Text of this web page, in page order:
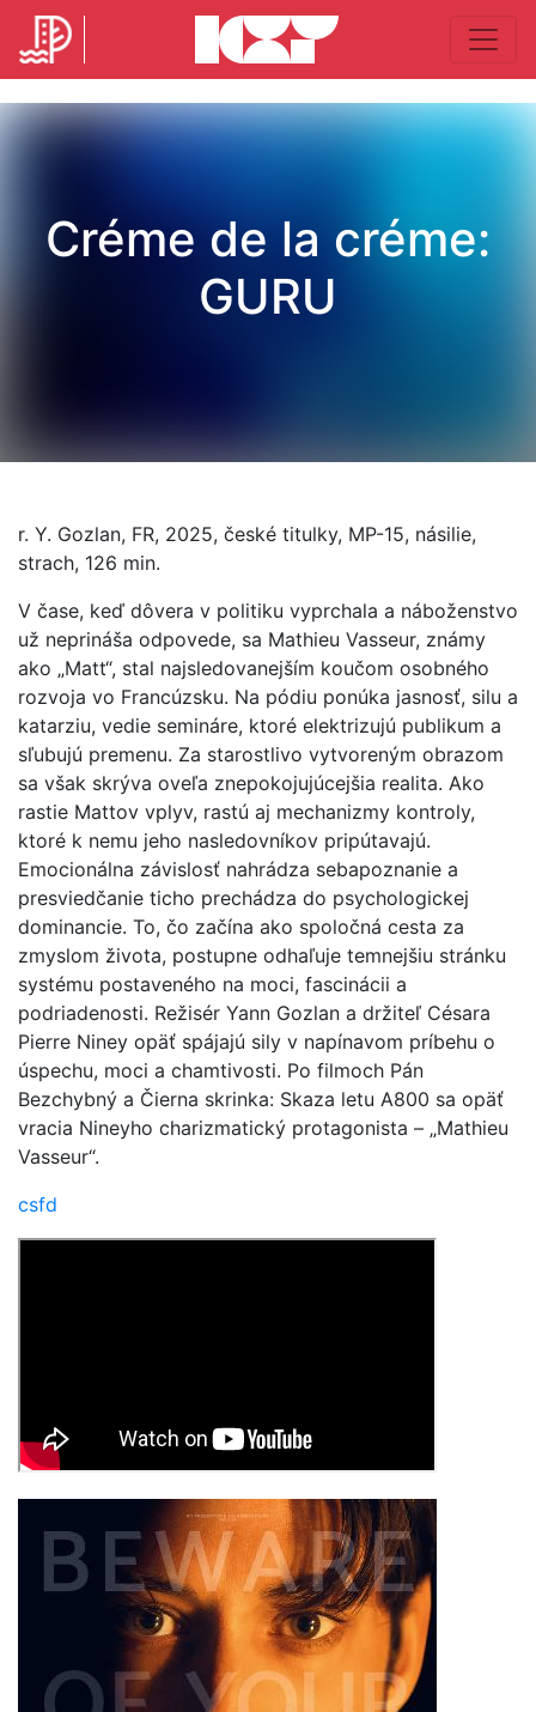
Créme de la créme:
GURU
r. Y. Gozlan, FR, 2025, české titulky, MP-15, násilie,
strach, 126 min.
V čase, keď dôvera v politiku vyprchala a náboženstvo
už neprináša odpovede, sa Mathieu Vasseur, známy
ako „Matt“, stal najsledovanejším koučom osobného
rozvoja vo Francúzsku. Na pódiu ponúka jasnosť, silu a
katarziu, vedie semináre, ktoré elektrizujú publikum a
sľubujú premenu. Za starostlivo vytvoreným obrazom
sa však skrýva oveľa znepokojujúcejšia realita. Ako
rastie Mattov vplyv, rastú aj mechanizmy kontroly,
ktoré k nemu jeho nasledovníkov pripútavajú.
Emocionálna závislosť nahrádza sebapoznanie a
presviedčanie ticho prechádza do psychologickej
dominancie. To, čo začína ako spoločná cesta za
zmyslom života, postupne odhaľuje temnejšiu stránku
systému postaveného na moci, fascinácii a
podriadenosti. Režisér Yann Gozlan a držiteľ Césara
Pierre Niney opäť spájajú sily v napínavom príbehu o
úspechu, moci a chamtivosti. Po filmoch Pán
Bezchybný a Čierna skrinka: Skaza letu A800 sa opäť
vracia Nineyho charizmatický protagonista – „Mathieu
Vasseur“.
csfd